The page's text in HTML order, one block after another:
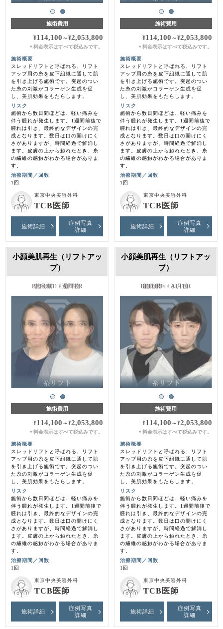
施術費用
¥114,100 ～¥2,053,800
＊料金表示はすべて税込みです。
施術概要
スレッドリフトと呼ばれる、リフト
アップ用の糸を皮下組織に通して肌
を引き上げる施術です。突起のつい
た糸の刺激がコラーゲン生成を促
し、美肌効果をもたらします。
リスク
施術から数日間ほどは、軽い痛みを
伴う腫れが発生します。1週間前後で
腫れは引き、最終的なデザインの完
成となります。数日は口の開けにく
さがありますが、時間経過で解消し
ます。皮膚の上から触れたとき、糸
の繊維の感触がわかる場合がありま
す。
治療期間／回数
1回
東京中央美容外科
TCB医師
施術詳細
症例写真
詳細
施術費用
¥114,100 ～¥2,053,800
＊ 料金表示はすべて税込みです。
施術概要
スレッドリフトと呼ばれる、リフト
アップ用の糸を皮下組織に通して肌
を引き上げる施術です。突起のつい
た糸の刺激がコラーゲン生成を促
し、美肌効果をもたらします。
リスク
施術から数日間ほどは、軽い痛みを
伴う腫れが発生します。1週間前後で
腫れは引き、最終的なデザインの完
成となります。数日は口の開けにく
さがありますが、時間経過で解消し
ます。皮膚の上から触れたとき、糸
の繊維の感触がわかる場合がありま
す。
治療期間／回数
1回
東京中央美容外科
TCB医師
施術詳細
症例写真
詳細
小顔美肌再生（リフトアッ
プ）
施術前・2週間後
施術費用
¥114,100 ～¥2,053,800
＊料金表示はすべて税込みです。
施術概要
スレッドリフトと呼ばれる、リフト
アップ用の糸を皮下組織に通して肌
を引き上げる施術です。突起のつい
た糸の刺激がコラーゲン生成を促
し、美肌効果をもたらします。
リスク
施術から数日間ほどは、軽い痛みを
伴う腫れが発生します。1週間前後で
腫れは引き、最終的なデザインの完
成となります。数日は口の開けにく
さがありますが、時間経過で解消し
ます。皮膚の上から触れたとき、糸
の繊維の感触がわかる場合がありま
す。
治療期間／回数
1回
東京中央美容外科
TCB医師
施術詳細
症例写真
詳細
小顔美肌再生（リフトアッ
プ）
施術前・1ヶ月後
施術費用
¥114,100 ～¥2,053,800
＊ 料金表示はすべて税込みです。
施術概要
スレッドリフトと呼ばれる、リフト
アップ用の糸を皮下組織に通して肌
を引き上げる施術です。突起のつい
た糸の刺激がコラーゲン生成を促
し、美肌効果をもたらします。
リスク
施術から数日間ほどは、軽い痛みを
伴う腫れが発生します。1週間前後で
腫れは引き、最終的なデザインの完
成となります。数日は口の開けにく
さがありますが、時間経過で解消し
ます。皮膚の上から触れたとき、糸
の繊維の感触がわかる場合がありま
す。
治療期間／回数
1回
東京中央美容外科
TCB医師
施術詳細
症例写真
詳細